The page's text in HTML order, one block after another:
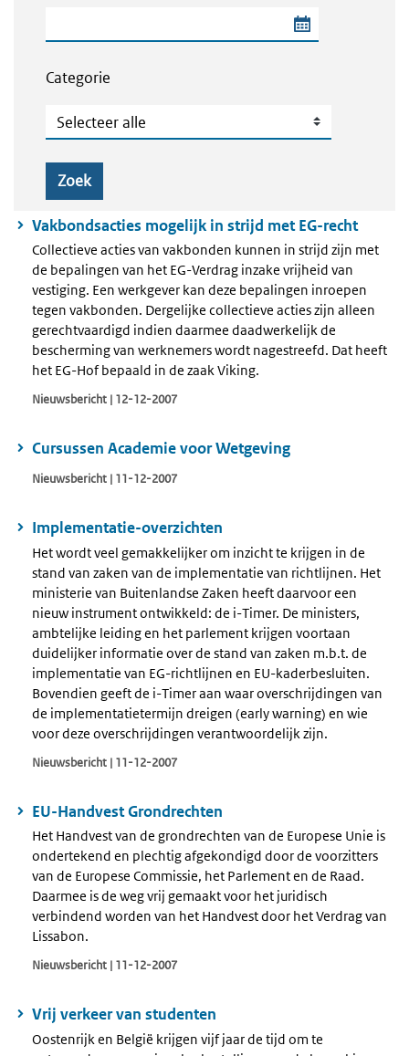
Categorie
Categorie
Zoek
Vakbondsacties mogelijk in strijd met EG-recht
Collectieve acties van vakbonden kunnen in strijd zijn met
de bepalingen van het EG-Verdrag inzake vrijheid van
vestiging. Een werkgever kan deze bepalingen inroepen
tegen vakbonden. Dergelijke collectieve acties zijn alleen
gerechtvaardigd indien daarmee daadwerkelijk de
bescherming van werknemers wordt nagestreefd. Dat heeft
het EG-Hof bepaald in de zaak Viking.
Nieuwsbericht | 12-12-2007
Cursussen Academie voor Wetgeving
Nieuwsbericht | 11-12-2007
Implementatie-overzichten
Het wordt veel gemakkelijker om inzicht te krijgen in de
stand van zaken van de implementatie van richtlijnen. Het
ministerie van Buitenlandse Zaken heeft daarvoor een
nieuw instrument ontwikkeld: de i-Timer. De ministers,
ambtelijke leiding en het parlement krijgen voortaan
duidelijker informatie over de stand van zaken m.b.t. de
implementatie van EG-richtlijnen en EU-kaderbesluiten.
Bovendien geeft de i-Timer aan waar overschrijdingen van
de implementatietermijn dreigen (early warning) en wie
voor deze overschrijdingen verantwoordelijk zijn.
Nieuwsbericht | 11-12-2007
EU-Handvest Grondrechten
Het Handvest van de grondrechten van de Europese Unie is
ondertekend en plechtig afgekondigd door de voorzitters
van de Europese Commissie, het Parlement en de Raad.
Daarmee is de weg vrij gemaakt voor het juridisch
verbindend worden van het Handvest door het Verdrag van
Lissabon.
Nieuwsbericht | 11-12-2007
Vrij verkeer van studenten
Oostenrijk en België krijgen vijf jaar de tijd om te